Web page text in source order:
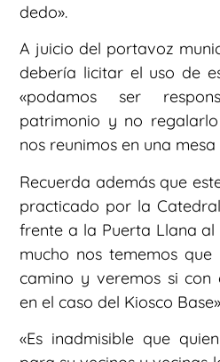
dedo».
A juicio del portavoz
debería licitar el uso de
«podamos ser
patrimonio y no
nos reunimos en una mesa
Recuerda además que
practicado por la
frente a la Puerta Llana
mucho nos tememos
camino y veremos si con
en el caso del Kiosco
«Es inadmisible que